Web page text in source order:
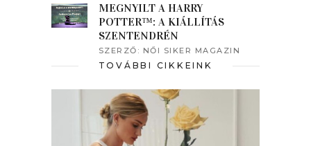
MEGNYÍLT A HARRY
POTTER™: A KIÁLLÍTÁS
SZENTENDRÉN
SZERZŐ: NŐI SIKER MAGAZIN
TOVÁBBI CIKKEINK